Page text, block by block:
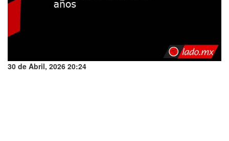
30 de Abril, 2026 20:24